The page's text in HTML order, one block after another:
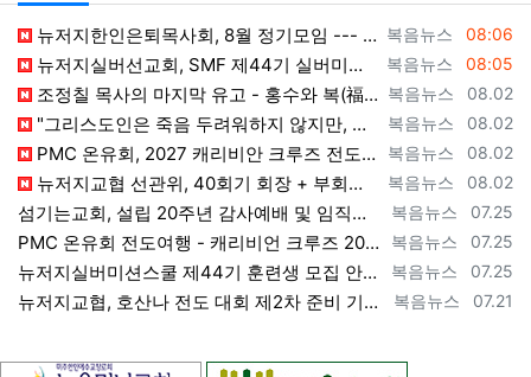
등록자
복음뉴스 등록일
08:06
뉴저지한인은퇴목사회, 8월 정기모임 --- "요한처럼 예수님만 높이며 살자" [2026년 8월 7일 금요일 자 뉴욕일보 기사] ==> https…
등록자
복음뉴스 등록일
08:05
뉴저지실버선교회, SMF 제44기 실버미션스쿨 수강생 모집 [2026년 8월 7일 금요일 자 뉴욕일보 기사] ==> https://www.bog…
등록자
복음뉴스 등록일
08.02
조정칠 목사의 마지막 유고 - 홍수와 복(福) 자(字) [2026년 8월 1일 토요일 자 뉴욕일보 기사] ==> https://www.bogeu…
등록자
복음뉴스 등록일
08.02
"그리스도인은 죽음 두려워하지 않지만, 살아 있는 동안 다른 사람의 유익 + 믿음의 진보 위해 살아야" [2026년 7월 31일 금요일 자 뉴욕…
등록자
복음뉴스 등록일
08.02
PMC 온유회, 2027 캐리비안 크루즈 전도여행 참가자 모집 [2026년 7월 31일 금요일 자 뉴욕일보 기사] ==> https://www.…
등록자
복음뉴스 등록일
08.02
뉴저지교협 선관위, 40회기 회장 + 부회장 등록 + 추천 절차 공고 --- 8월 28일 등록 마감, 9월 28일 선거 [2026년 7월 29일…
등록자
복음뉴스 등록일
07.25
섬기는교회, 설립 20주년 감사예배 및 임직식 --- "이제 더 힘차게 창공을 날자" [2026년 7월 25일 토요일 자 뉴욕일보 기사] ==>…
등록자
복음뉴스 등록일
07.25
PMC 온유회 전도여행 - 캐리비언 크루즈 2027 안내 ==> https://www.bogeumnews.com/gnu54/bbs/board.p…
등록자
복음뉴스 등록일
07.25
뉴저지실버미션스쿨 제44기 훈련생 모집 안내 ==> https://www.bogeumnews.com/gnu54/bbs/board.php?bo_t…
등록자
복음뉴스 등록일
07.21
뉴저지교협, 호산나 전도 대회 제2차 준비 기도회 --- "사람이 아니라 하나님께서 일하신다" [2026년 7월 21일 화요일 자 뉴욕일보 기사…